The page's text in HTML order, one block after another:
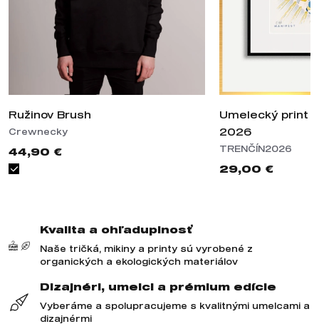
Ružinov Brush
Crewnecky
44,90 €
Umelecký print
2026
TRENČÍN2026
29,00 €
Kvalita a ohľaduplnosť
Naše tričká, mikiny a printy sú vyrobené z
organických a ekologických materiálov
Dizajnéri, umelci a prémium edície
Vyberáme a spolupracujeme s kvalitnými umelcami a
dizajnérmi